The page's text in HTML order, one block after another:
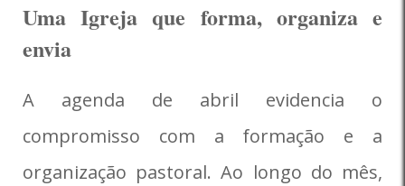
Uma Igreja que forma, organiza e
envia
A agenda de abril evidencia o
compromisso com a formação e a
organização pastoral. Ao longo do mês,